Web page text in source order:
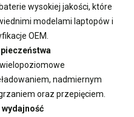
wysokiej jakości, które
modelami laptopów i
OEM.
nadmiernym
oraz przepięciem.
wydajność